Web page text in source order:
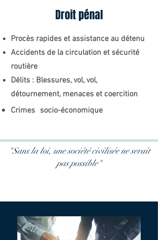
Droit pénal
Procès rapides et assistance au détenu
Accidents de la circulation et sécurité
routière
Délits : Blessures, vol, vol,
détournement, menaces et coercition
Crimes socio-économique
"Sans la loi, une société civilisée ne serait
pas possible"